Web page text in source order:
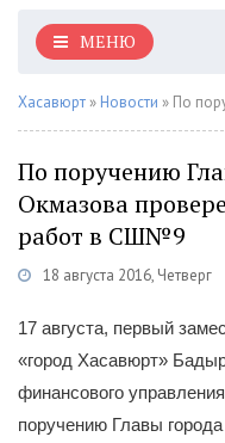
МЕНЮ
Хасавюрт » Новости » По поручению
По поручению
Окмазова
работ в СШ№9
18 августа 2016, Четверг
17 августа, первый
«город Хасавюрт»
финансового
поручению Главы